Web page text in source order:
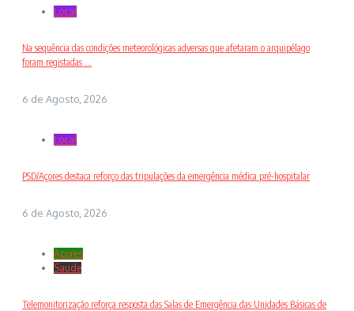
Local
Na sequência das condições meteorológicas adversas que afetaram o arquipélago
foram registadas ...
6 de Agosto, 2026
Local
PSD/Açores destaca reforço das tripulações da emergência médica pré-hospitalar
6 de Agosto, 2026
Açores
Saude
Telemonitorização reforça resposta das Salas de Emergência das Unidades Básicas de